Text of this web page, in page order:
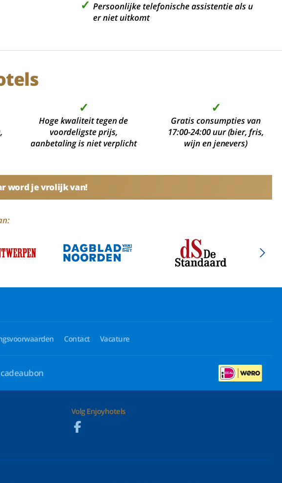
Persoonlijke telefonische assistentie als u
er niet uitkomt
✓
Hoge kwaliteit tegen de
voordeligste prijs,
aanbetaling is niet verplicht
✓
Gratis consumpties van
17:00-24:00 uur (bier, fris,
wijn en jenevers)
word je vrolijk van!
Contact Vacature
Volg Enjoyhotels